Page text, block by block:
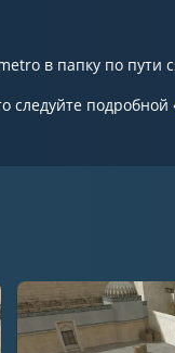
в папку по пути
следуйте подробной